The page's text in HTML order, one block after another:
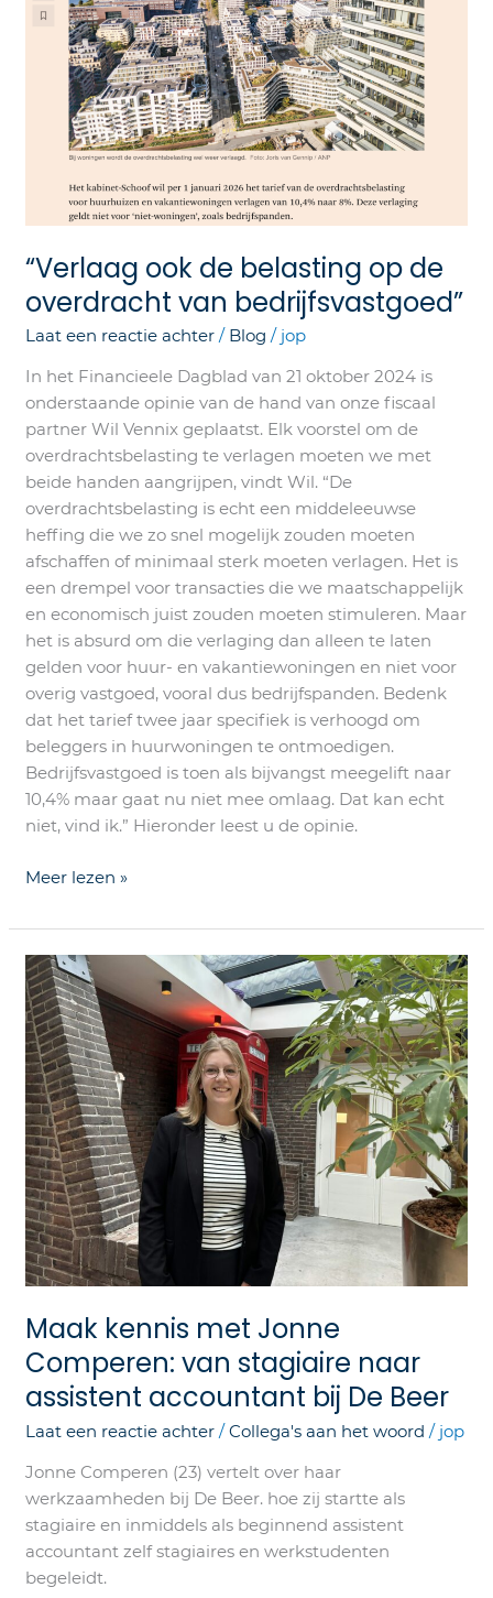
“Verlaag ook de belasting op de
overdracht van bedrijfsvastgoed”
Laat een reactie achter / Blog / jop
In het Financieele Dagblad van 21 oktober 2024 is
onderstaande opinie van de hand van onze fiscaal
partner Wil Vennix geplaatst. Elk voorstel om de
overdrachtsbelasting te verlagen moeten we met
beide handen aangrijpen, vindt Wil. “De
overdrachtsbelasting is echt een middeleeuwse
heffing die we zo snel mogelijk zouden moeten
afschaffen of minimaal sterk moeten verlagen. Het is
een drempel voor transacties die we maatschappelijk
en economisch juist zouden moeten stimuleren. Maar
het is absurd om die verlaging dan alleen te laten
gelden voor huur- en vakantiewoningen en niet voor
overig vastgoed, vooral dus bedrijfspanden. Bedenk
dat het tarief twee jaar specifiek is verhoogd om
beleggers in huurwoningen te ontmoedigen.
Bedrijfsvastgoed is toen als bijvangst meegelift naar
10,4% maar gaat nu niet mee omlaag. Dat kan echt
niet, vind ik.” Hieronder leest u de opinie.
Meer lezen »
Maak kennis met Jonne
Comperen: van stagiaire naar
assistent accountant bij De Beer
Laat een reactie achter /Collega's aan het woord / jop
Jonne Comperen (23) vertelt over haar
werkzaamheden bij De Beer. hoe zij startte als
stagiaire en inmiddels als beginnend assistent
accountant zelf stagiaires en werkstudenten
begeleidt.
Maak
kennis
met
Jonne
Comperen:
van
stagiaire
naar
assistent
accountant
bij
De
Beer